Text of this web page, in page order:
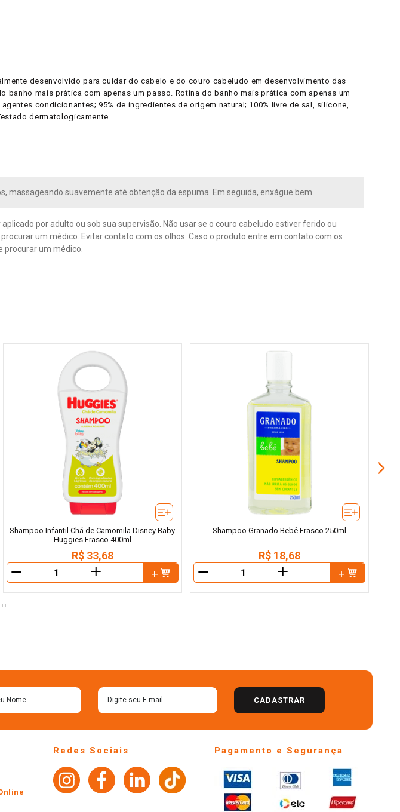
desenvolvido para cuidar do cabelo e do couro cabeludo em desenvolvimento das
mais prática com apenas um passo. Rotina do banho mais prática com apenas um
condicionantes; 95% de ingredientes de origem natural; 100% livre de sal, silicone,
dermatologicamente.
massageando suavemente até obtenção da espuma. Em seguida, enxágue bem.
por adulto ou sob sua supervisão. Não usar se o couro cabeludo estiver ferido ou
um médico. Evitar contato com os olhos. Caso o produto entre em contato com os
procurar um médico.
Shampoo Infantil Chá de Camomila Disney Baby
Huggies Frasco 400ml
R$ 33,68
＋
Shampoo Granado Bebê Frasco 250ml
R$ 18,68
＋
CADASTRAR
Redes Sociais Pagamento e Segurança